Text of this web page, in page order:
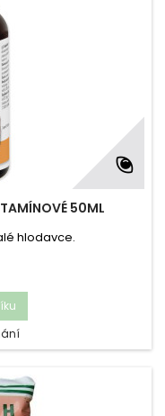
50ML
hlodavce.